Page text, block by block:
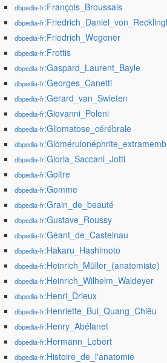
dbpedia-fr:François_Broussais
dbpedia-fr
dbpedia-fr:Friedrich_Wegener
dbpedia-fr:Frottis
dbpedia-fr:Gaspard_Laurent_Bayle
dbpedia-fr:Georges_Canetti
dbpedia-fr:Gerard_van_Swieten
dbpedia-fr:Giovanni_Poleni
dbpedia-fr:Gliomatose_cérébrale
dbpedia-fr
dbpedia-fr:Gloria_Saccani_Jotti
dbpedia-fr:Goitre
dbpedia-fr:Gomme
dbpedia-fr:Grain_de_beauté
dbpedia-fr:Gustave_Roussy
dbpedia-fr:Géant_de_Castelnau
dbpedia-fr:Hakaru_Hashimoto
dbpedia-fr:Heinrich_Müller_(anatomiste)
dbpedia-fr:Heinrich_Wilhelm_Waldeyer
dbpedia-fr:Henri_Drieux
dbpedia-fr:Henriette_Bui_Quang_Chiêu
dbpedia-fr:Henry_Abélanet
dbpedia-fr:Hermann_Lebert
dbpedia-fr:Histoire_de_l'anatomie